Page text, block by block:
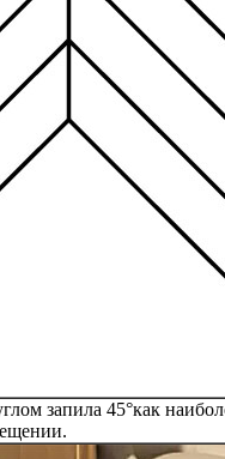
запила 45°как